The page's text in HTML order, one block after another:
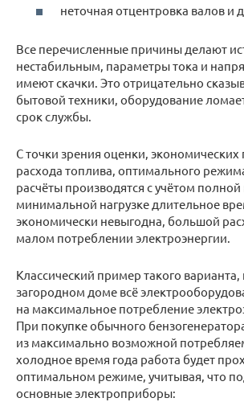
неточная отцентровка валов и
Все перечисленные причины делают
нестабильным, параметры тока и
имеют скачки. Это отрицательно
бытовой техники, оборудование
срок службы.
С точки зрения оценки, экономических
расхода топлива, оптимального
расчёты производятся с учётом полной
минимальной нагрузке длительное
экономически невыгодна, большой
малом потреблении электроэнергии.
Классический пример такого варианта,
загородном доме всё
на максимальное потребление
При покупке обычного
из максимально возможной
холодное время года работа будет
оптимальном режиме, учитывая, что
основные электроприборы: